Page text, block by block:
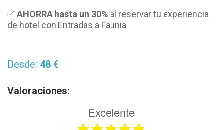
✅AHORRA hasta un 30% al reservar tu experiencia
de hotel con Entradas a Faunia
Desde: 48 €
Valoraciones:
Excelente